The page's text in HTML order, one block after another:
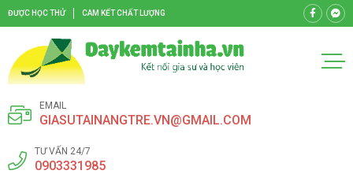
ĐƯỢC HỌC THỬ CAM KẾT CHẤT LƯỢNG
EMAIL
GIASUTAINANGTRE.VN@GMAIL.COM
TƯ VẤN 24/7
0903331985